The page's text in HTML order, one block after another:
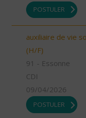
POSTULER
auxiliaire de vie
(H/F)
91 - Essonne
CDI
09/04/2026
POSTULER